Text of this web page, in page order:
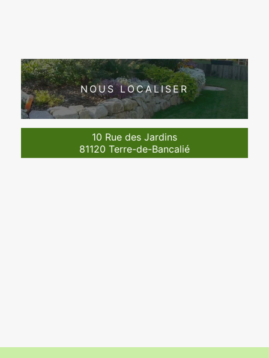
NOUS LOCALISER
10 Rue des Jardins
81120 Terre-de-Bancalié